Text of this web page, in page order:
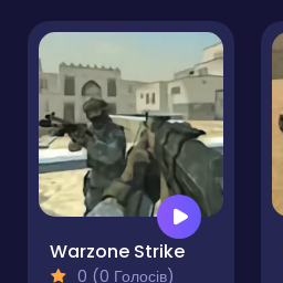
Warzone Strike
0 (0 Голосів)